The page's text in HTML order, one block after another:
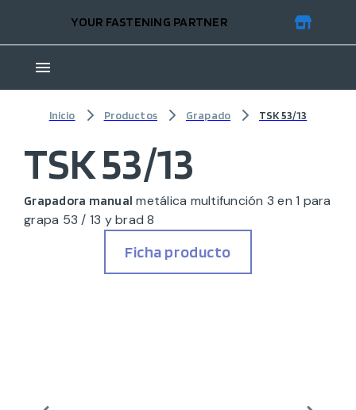
YOUR FASTENING PARTNER
Inicio Productos Grapado TSK 53/13
TSK 53/13
Grapadora manual metálica multifunción 3 en 1 para
grapa 53 / 13 y brad 8
Ficha producto